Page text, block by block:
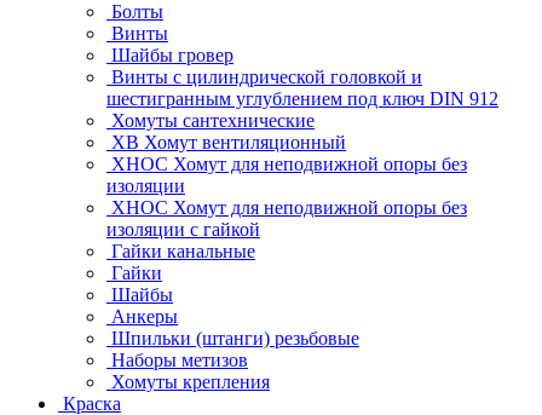
Болты
Винты
Шайбы гровер
Винты с цилиндрической головкой и
шестигранным углублением под ключ DIN 912
Хомуты сантехнические
ХВ Хомут вентиляционный
ХНОС Хомут для неподвижной опоры без
изоляции
ХНОС Хомут для неподвижной опоры без
изоляции с гайкой
Гайки канальные
Гайки
Шайбы
Анкеры
Шпильки (штанги) резьбовые
Наборы метизов
Хомуты крепления
Краска